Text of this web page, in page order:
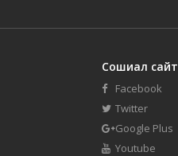
Сошиал сайт
Facebook
Twitter
Google Plus
Youtube